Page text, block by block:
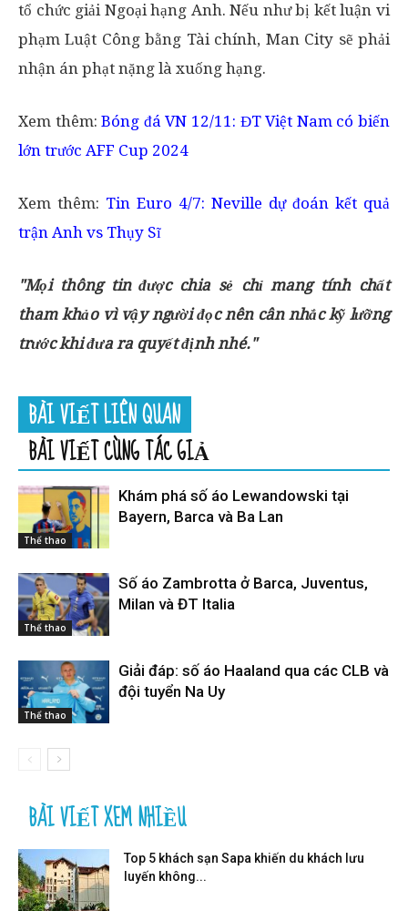
tổ chức giải Ngoại hạng Anh. Nếu như bị kết luận vi
phạm Luật Công bằng Tài chính, Man City sẽ phải
nhận án phạt nặng là xuống hạng.
Xem thêm:Bóng đá VN 12/11: ĐT Việt Nam có biến
lớn trước AFF Cup 2024
Xem thêm: Tin Euro 4/7: Neville dự đoán kết quả
trận Anh vs Thụy Sĩ
"Mọi thông tin được chia sẻ chỉ mang tính chất
tham khảo vì vậy người đọc nên cân nhắc kỹ lưỡng
trước khi đưa ra quyết định nhé."
BÀI VIẾT LIÊN QUAN
BÀI VIẾT CÙNG TÁC GIẢ
Thể thao
Khám phá số áo Lewandowski tại
Bayern, Barca và Ba Lan
Thể thao
Số áo Zambrotta ở Barca, Juventus,
Milan và ĐT Italia
Thể thao
Giải đáp: số áo Haaland qua các CLB và
đội tuyển Na Uy
BÀI VIẾT XEM NHIỀU
Top 5 khách sạn Sapa khiến du khách lưu
luyến không...